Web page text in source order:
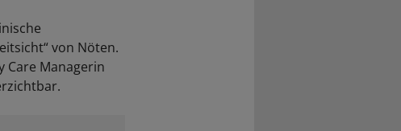
von Nöten.
Care Managerin